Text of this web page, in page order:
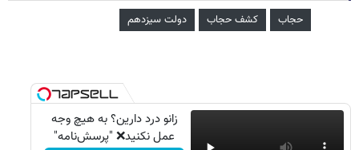
حجاب کشف حجاب دولت سیزدهم
زانو درد دارین؟ به هیچ وجه
عمل نکنید❌ "پرسش‌نامه"